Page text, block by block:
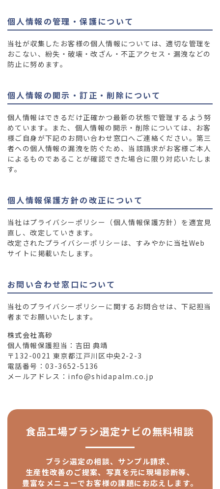
個人情報の管理・保護について
当社が収集したお客様の個人情報については、適切な管理を
おこない、紛失・破壊・改ざん・不正アクセス・漏洩などの
防止に努めます。
個人情報の開示・訂正・削除について
個人情報はできるだけ正確かつ最新の状態で管理するよう努
めています。また、個人情報の開示・削除については、お客
様ご自身が下記のお問い合わせ窓口へご連絡ください。第三
者への個人情報の漏洩を防ぐため、当該請求がお客様ご本人
によるものであることが確認できた場合に限り対応いたしま
す。
個人情報保護方針の改正について
当社はプライバシーポリシー（個人情報保護方針）を適宜見
直し、改定していきます。
改定されたプライバシーポリシーは、すみやかに当社Web
サイトに掲載いたします。
お問い合わせ窓口について
当社のプライバシーポリシーに関するお問合せは、下記担当
者までお願いいたします。
株式会社高砂
個人情報保護担当：吉田 典靖
〒132-0021 東京都江戸川区中央2-2-3
電話番号： 03-3652-5136
メールアドレス： info@shidapalm.co.jp
食品工場ブラシ選定ナビの無料相談
ブラシ選定の相談、サンプル請求、
生産性改善のご提案、 写真を元に現場診断等、
豊富なメニューでお客様の課題にお応えします。